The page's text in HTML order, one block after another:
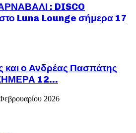
: DISCO
Luna Lounge σήμερα 17
ο Ανδρέας Πασπάτης
12...
2026